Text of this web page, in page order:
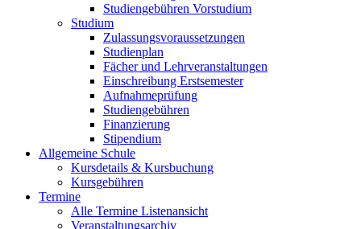
Studiengebühren Vorstudium
Studium
Zulassungsvoraussetzungen
Studienplan
Fächer und Lehrveranstaltungen
Einschreibung Erstsemester
Aufnahmeprüfung
Studiengebühren
Finanzierung
Stipendium
Allgemeine Schule
Kursdetails & Kursbuchung
Kursgebühren
Termine
Alle Termine Listenansicht
Veranstaltungsarchiv